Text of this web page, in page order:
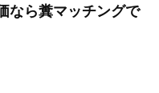
なら糞マッチングで